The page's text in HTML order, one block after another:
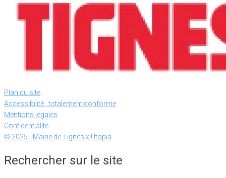
Plan du site
Accessibilité : totalement conforme
Mentions légales
Confidentialité
© 2025 - Mairie de Tignes x Utopia
Rechercher sur le site